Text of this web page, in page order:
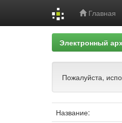
Главная
Электронный
Пожалуйста,
Название: